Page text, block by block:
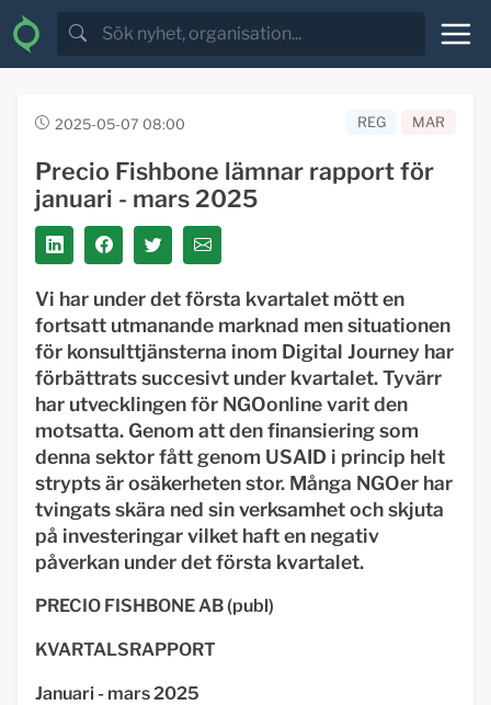
2025-05-07 08:00 REG MAR
Precio Fishbone lämnar rapport för
januari - mars 2025
Vi har under det första kvartalet mött en
fortsatt utmanande marknad men situationen
för konsulttjänsterna inom Digital Journey har
förbättrats succesivt under kvartalet. Tyvärr
har utvecklingen för NGOonline varit den
motsatta. Genom att den finansiering som
denna sektor fått genom USAID i princip helt
strypts är osäkerheten stor. Många NGOer har
tvingats skära ned sin verksamhet och skjuta
på investeringar vilket haft en negativ
påverkan under det första kvartalet.
PRECIO FISHBONE AB (publ)
KVARTALSRAPPORT
Januari - mars 2025